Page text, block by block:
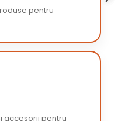
pentru
accesorii pentru